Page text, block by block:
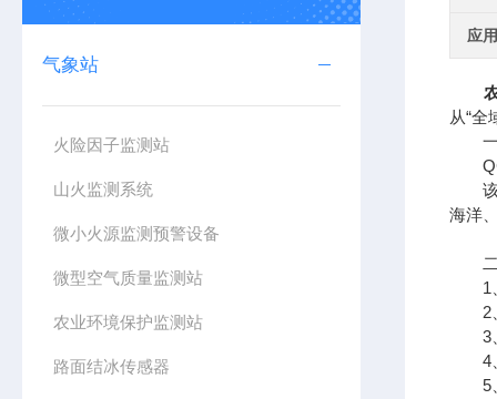
气象站
火险因子监测站
山火监测系统
微小火源监测预警设备
微型空气质量监测站
农业环境保护监测站
路面结冰传感器
应
从“全
一
该设
海洋
二
1、
2、
3、
4、
5、